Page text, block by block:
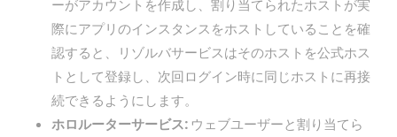
ーがアカウントを作成し、割り当てられたホストが実
際にアプリのインスタンスをホストしていることを確
認すると、リゾルバサービスはそのホストを公式ホス
トとして登録し、次回ログイン時に同じホストに再接
続できるようにします。
ホロルーターサービス: ウェブユーザーと割り当てら